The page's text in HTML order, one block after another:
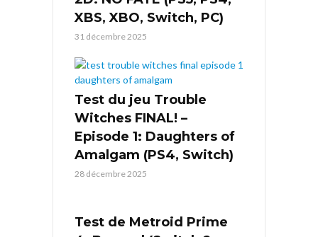
XBS, XBO, Switch, PC)
31 décembre 2025
Test du jeu Trouble
Witches FINAL! –
Episode 1: Daughters of
Amalgam (PS4, Switch)
28 décembre 2025
Test de Metroid Prime